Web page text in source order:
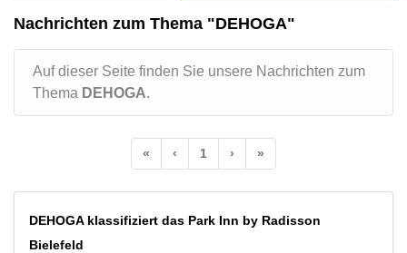
Nachrichten zum Thema "DEHOGA"
Auf dieser Seite finden Sie unsere Nachrichten zum
Thema DEHOGA.
« ‹ 1 › »
DEHOGA klassifiziert das Park Inn by Radisson
Bielefeld